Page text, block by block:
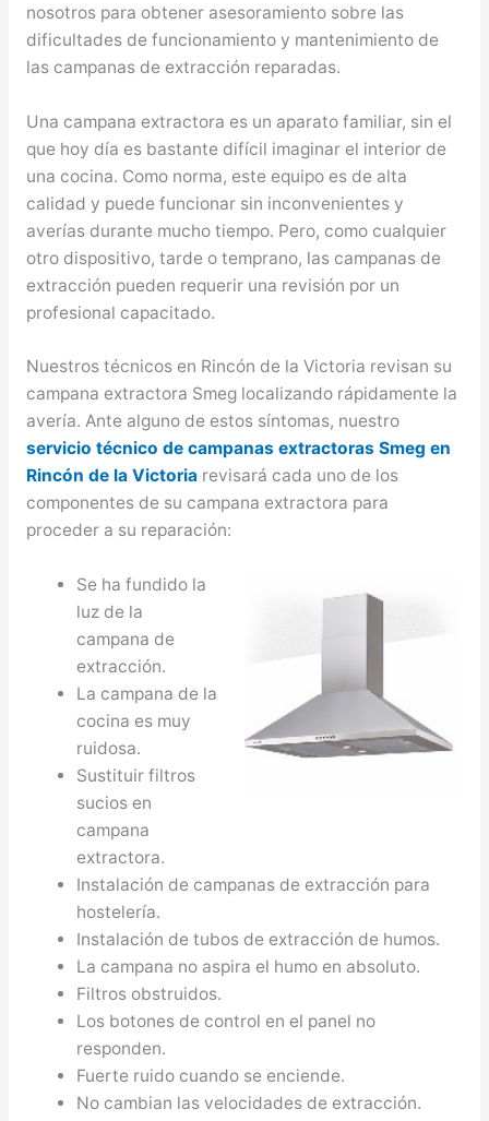
nosotros para obtener asesoramiento sobre las
dificultades de funcionamiento y mantenimiento de
las campanas de extracción reparadas.
Una campana extractora es un aparato familiar, sin el
que hoy día es bastante difícil imaginar el interior de
una cocina. Como norma, este equipo es de alta
calidad y puede funcionar sin inconvenientes y
averías durante mucho tiempo. Pero, como cualquier
otro dispositivo, tarde o temprano, las campanas de
extracción pueden requerir una revisión por un
profesional capacitado.
Nuestros técnicos en Rincón de la Victoria revisan su
campana extractora Smeg localizando rápidamente la
avería. Ante alguno de estos síntomas, nuestro
servicio técnico de campanas extractoras Smeg en
Rincón de la Victoriarevisará cada uno de los
componentes de su campana extractora para
proceder a su reparación:
Se ha fundido la
luz de la
campana de
extracción.
La campana de la
cocina es muy
ruidosa.
Sustituir filtros
sucios en
campana
extractora.
Instalación de campanas de extracción para
hostelería.
Instalación de tubos de extracción de humos.
La campana no aspira el humo en absoluto.
Filtros obstruidos.
Los botones de control en el panel no
responden.
Fuerte ruido cuando se enciende.
No cambian las velocidades de extracción.